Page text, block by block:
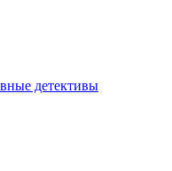
детективы